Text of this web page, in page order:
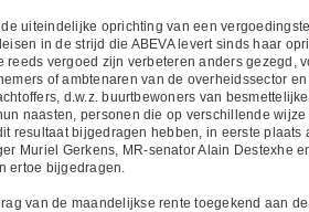
de uiteindelijke oprichting van een
in de strijd die ABEVA levert sinds haar
reeds vergoed zijn verbeteren anders
of ambtenaren van de overheidssector
d.w.z. buurtbewoners van
naasten, personen die op verschillende
resultaat bijgedragen hebben, in eerste
Muriel Gerkens, MR-senator Alain Destexhe
ertoe bijgedragen.
van de maandelijkse rente toegekend aan